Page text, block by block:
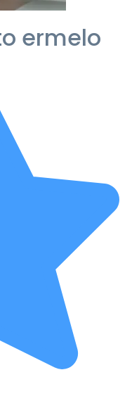
ermelo